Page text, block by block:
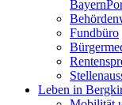
Fundbüro
Leben in